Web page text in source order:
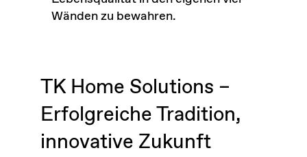
Wänden zu bewahren.
TK Home Solutions –
Erfolgreiche Tradition,
innovative Zukunft